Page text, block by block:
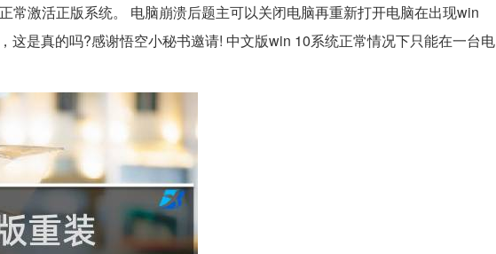
常激活正版系统。 电脑崩溃后题主可以关闭电脑再重新打开电脑在出现win
这是真的吗?感谢悟空小秘书邀请! 中文版win 10系统正常情况下只能在一台电